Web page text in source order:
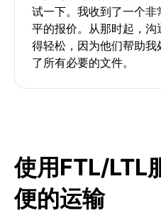
试一下。我收到了一个非
平的报价。从那时起，沟
得轻松，因为他们帮助我
了所有必要的文件。
使用FTL/LTL
便的运输